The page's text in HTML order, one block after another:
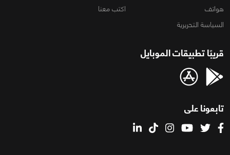
هواتف
اكتب معنا
السياسة التحريرية
قريبًا تطبيقات الموبايل
تابعونا على